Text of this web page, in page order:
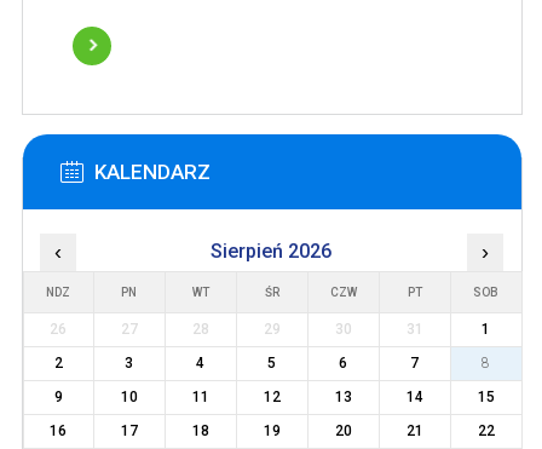
KALENDARZ
‹ Sierpień 2026 ›
NDZ PN WT ŚR CZW PT SOB
26 27 28 29 30 31
1
2
3 4 5 6 7
8
9
10 11 12 13 14
15
16
17 18 19 20 21
22